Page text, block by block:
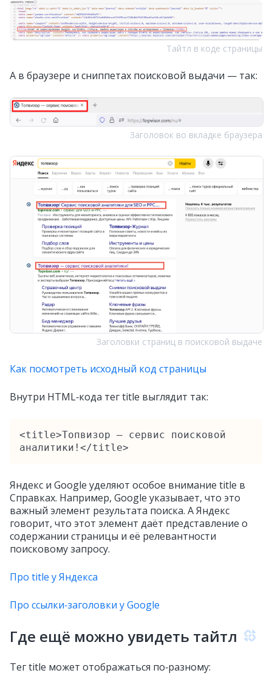
Тайтл в коде страницы
А в браузере и сниппетах поисковой выдачи — так:
Заголовок во вкладке браузера
Заголовки страниц в поисковой выдаче
Как посмотреть исходный код страницы
Внутри HTML‑кода тег title выглядит так:
<title>Топвизор — сервис поисковой
аналитики!</title>
Яндекс и Google уделяют особое внимание title в
Справках. Например, Google указывает, что это
важный элемент результата поиска. А Яндекс
говорит, что этот элемент даёт представление о
содержании страницы и её релевантности
поисковому запросу.
Про title у Яндекса
Про ссылки‑заголовки у Google
Где ещё можно увидеть тайтл
Тег title может отображаться по‑разному: